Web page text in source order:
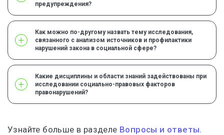
предупреждения?
Как можно по-другому назвать тему исследования,
связанного с анализом источников и профилактики
нарушений закона в социальной сфере?
Какие дисциплины и области знаний задействованы при
исследовании социально-правовых факторов
правонарушений?
Узнайте больше в разделе Вопросы и ответы.